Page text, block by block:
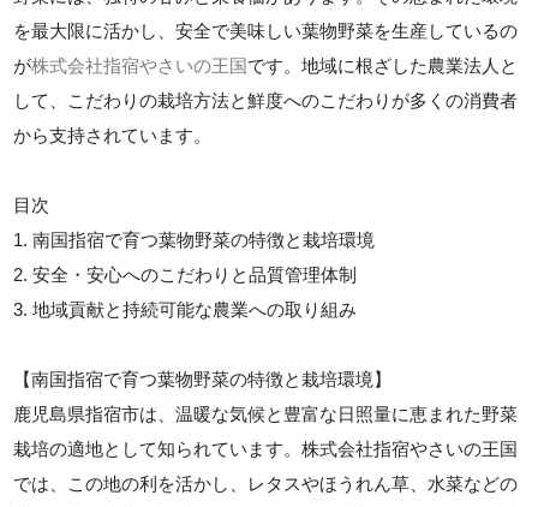
を最大限に活かし、安全で美味しい葉物野菜を生産しているの
が株式会社指宿やさいの王国 です。地域に根ざした農業法人と
して、こだわりの栽培方法と鮮度へのこだわりが多くの消費者
から支持されています。
目次
1. 南国指宿で育つ葉物野菜の特徴と栽培環境
2. 安全・安心へのこだわりと品質管理体制
3. 地域貢献と持続可能な農業への取り組み
【南国指宿で育つ葉物野菜の特徴と栽培環境】
鹿児島県指宿市は、温暖な気候と豊富な日照量に恵まれた野菜
栽培の適地として知られています。株式会社指宿やさいの王国
では、この地の利を活かし、レタスやほうれん草、水菜などの